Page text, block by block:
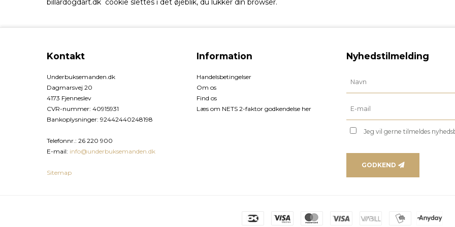
billardogdart.dk cookie slettes i det øjeblik, du lukker din browser.
Kontakt
Underbuksemanden.dk
Dagmarsvej 20
4173 Fjenneslev
CVR-nummer: 40915931
Bankoplysninger: 92442440248198
Telefonnr.: 26 220 900
E-mail: info@underbuksemanden.dk
Sitemap
Information
Handelsbetingelser
Om os
Find os
Læs om NETS 2-faktor godkendelse her
Nyhedstilmelding
Jeg vil gerne tilmeldes
GODKEND